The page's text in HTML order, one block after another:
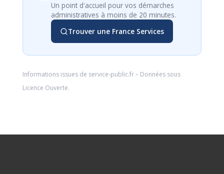
Un point d'accueil pour vos démarches
administratives à moins de 20 minutes.
Trouver une France Services
Informations issues de service-public.fr– Données sous
Licence Ouverte.